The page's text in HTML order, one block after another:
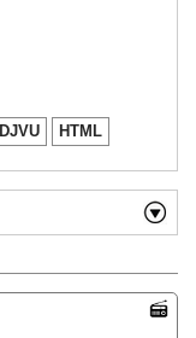
DJVU HTML